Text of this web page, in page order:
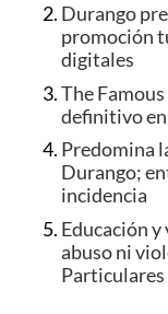
Durango
promoción
digitales
The
definitivo en
Predomina
Durango;
incidencia
Educación
abuso ni
Particulares